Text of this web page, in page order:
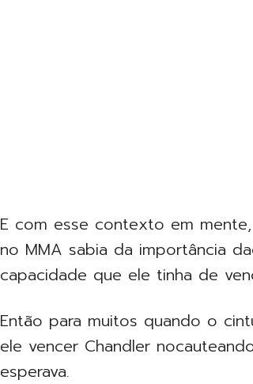
E com esse contexto em
no MMA sabia da importância
capacidade que ele tinha de
Então para muitos quando o
ele vencer Chandler
esperava.